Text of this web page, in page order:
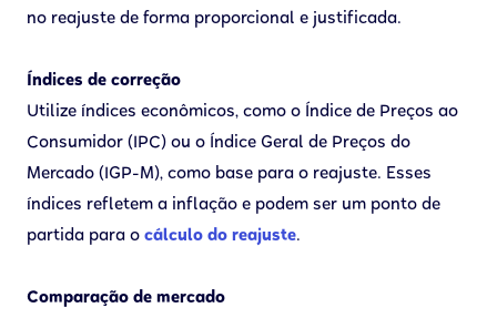
no reajuste de forma proporcional e justificada.
Índices de correção
Utilize índices econômicos, como o Índice de Preços ao
Consumidor (IPC) ou o Índice Geral de Preços do
Mercado (IGP-M), como base para o reajuste. Esses
índices refletem a inflação e podem ser um ponto de
partida para o cálculo do reajuste.
Comparação de mercado